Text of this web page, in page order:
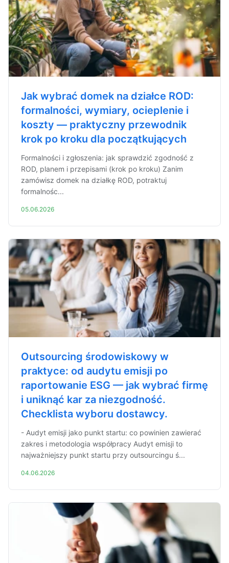
Jak wybrać domek na działce ROD:
formalności, wymiary, ocieplenie i
koszty — praktyczny przewodnik
krok po kroku dla początkujących
Formalności i zgłoszenia: jak sprawdzić zgodność z
ROD, planem i przepisami (krok po kroku) Zanim
zamówisz domek na działkę ROD, potraktuj
formalnośc...
05.06.2026
Outsourcing środowiskowy w
praktyce: od audytu emisji po
raportowanie ESG — jak wybrać firmę
i uniknąć kar za niezgodność.
Checklista wyboru dostawcy.
- Audyt emisji jako punkt startu: co powinien zawierać
zakres i metodologia współpracy Audyt emisji to
najważniejszy punkt startu przy outsourcingu ś...
04.06.2026